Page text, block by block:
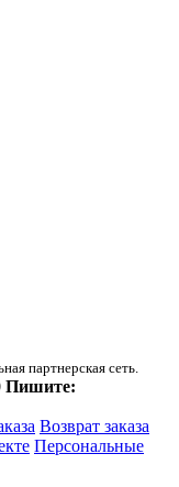
партнерская сеть.
Пишите:
Возврат заказа
Персональные